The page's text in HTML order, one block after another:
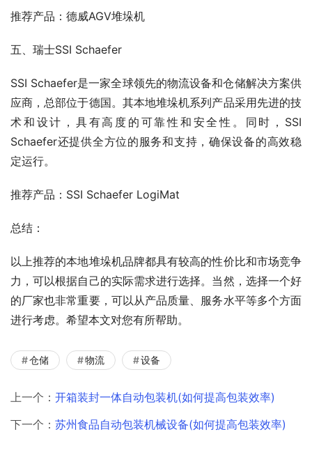
推荐产品：德威AGV堆垛机
五、瑞士SSI Schaefer
SSI Schaefer是一家全球领先的物流设备和仓储解决方案供
应商，总部位于德国。其本地堆垛机系列产品采用先进的技
术和设计，具有高度的可靠性和安全性。同时，SSI
Schaefer还提供全方位的服务和支持，确保设备的高效稳
定运行。
推荐产品：SSI Schaefer LogiMat
总结：
以上推荐的本地堆垛机品牌都具有较高的性价比和市场竞争
力，可以根据自己的实际需求进行选择。当然，选择一个好
的厂家也非常重要，可以从产品质量、服务水平等多个方面
进行考虑。希望本文对您有所帮助。
仓储 物流 设备
上一个： 开箱装封一体自动包装机(如何提高包装效率)
下一个： 苏州食品自动包装机械设备(如何提高包装效率)